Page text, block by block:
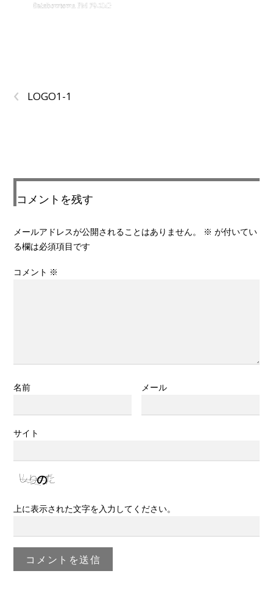
‹ LOGO1-1
コメントを残す
メールアドレスが公開されることはありません。 ※ が付いてい
る欄は必須項目です
コメント ※
名前 メール
サイト
上に表示された文字を入力してください。